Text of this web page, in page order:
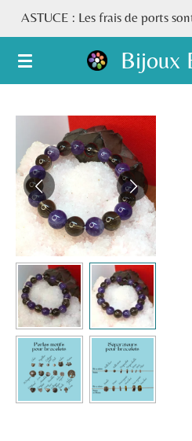
Passer
au
contenu
principal
Bijoux
ASTUCE : Les frais de ports